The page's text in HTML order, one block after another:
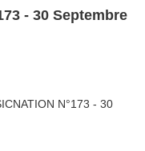
- 30 Septembre